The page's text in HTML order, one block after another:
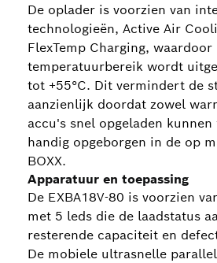
De oplader is voorzien van
technologieën, Active Air
FlexTemp Charging, waardoor
temperatuurbereik wordt
tot +55°C. Dit vermindert de
aanzienlijk doordat zowel
accu's snel opgeladen
handig opgeborgen in de op
BOXX.
Apparatuur en toepassing
De EXBA18V-80 is voorzien
met 5 leds die de laadstatus
resterende capaciteit en
De mobiele ultrasnelle